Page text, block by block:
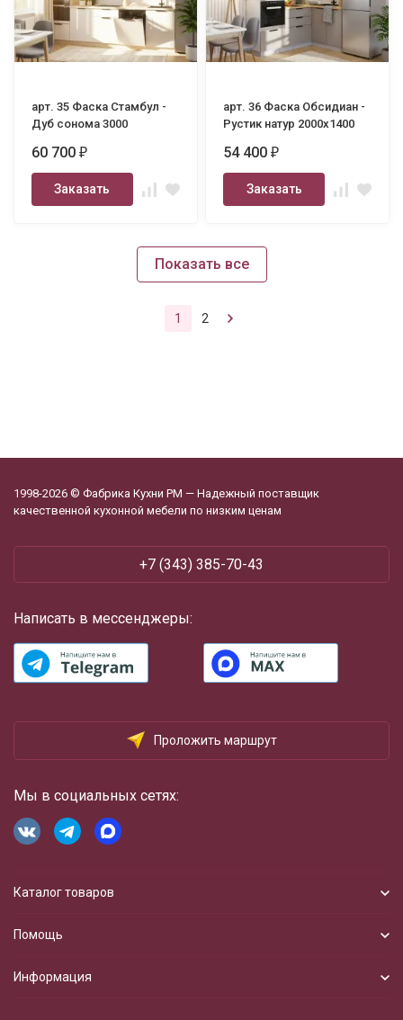
арт. 35 Фаска Стамбул -
Дуб сонома 3000
60 700₽
Заказать
арт. 36 Фаска Обсидиан -
Рустик натур 2000х1400
54 400₽
Заказать
Показать все
1 2
1998-2026 © Фабрика Кухни РМ — Надежный поставщик
качественной кухонной мебели по низким ценам
+7 (343) 385-70-43
Написать в мессенджеры:
Проложить маршрут
Мы в социальных сетях:
Каталог товаров
Помощь
Информация